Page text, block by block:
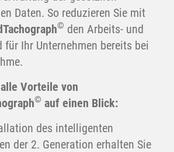
Daten. So reduzieren Sie mit
© den Arbeits- und
für Ihr Unternehmen bereits bei
Vorteile von
© auf einen Blick:
des intelligenten
der 2. Generation erhalten Sie